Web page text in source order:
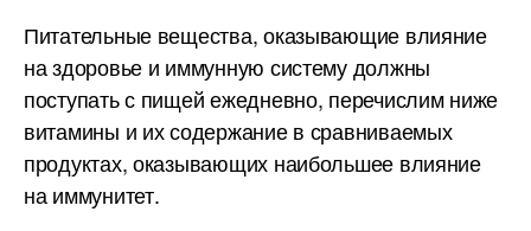
Питательные вещества, оказывающие влияние
на здоровье и иммунную систему должны
поступать с пищей ежедневно, перечислим ниже
витамины и их содержание в сравниваемых
продуктах, оказывающих наибольшее влияние
на иммунитет.